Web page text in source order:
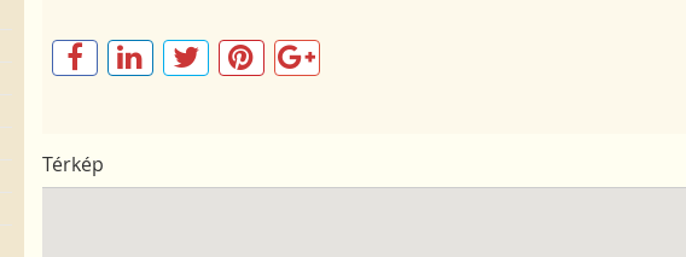
Térkép